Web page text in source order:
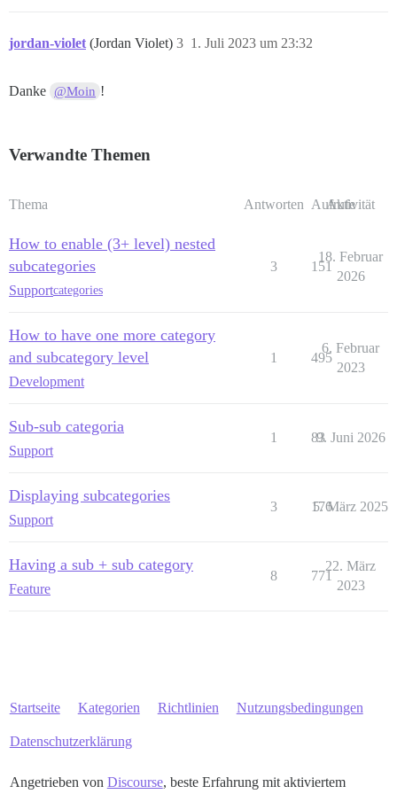
jordan-violet (Jordan Violet) 1. Juli 2023 um 23:32
3
Danke @Moin !
Verwandte Themen
Thema Antworten Aufrufe
Aktivität
How to enable (3+ level) nested
subcategories
Supportcategories
3 151
18. Februar
2026
How to have one more category
and subcategory level
Development
1 495
6. Februar
2023
Sub-sub categoria
Support
1 83
9. Juni 2026
Displaying subcategories
Support
3 176
5. März 2025
Having a sub + sub category
Feature
8 771
22. März
2023
Startseite Kategorien Richtlinien Nutzungsbedingungen
Datenschutzerklärung
Angetrieben von Discourse, beste Erfahrung mit aktiviertem